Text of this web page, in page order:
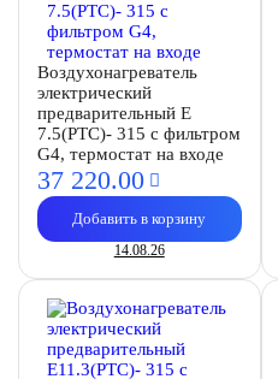
Воздухонагреватель
электрический
предварительный E
7.5(PTC)- 315 с фильтром
G4, термостат на входе
37 220.00
Добавить в корзину
14.08.26